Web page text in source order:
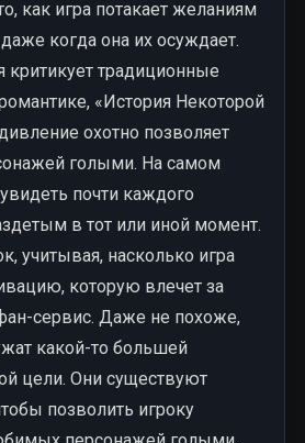
как игра потакает желаниям
когда она их осуждает.
критикует традиционные
«История Некоторой
охотно позволяет
голыми. На самом
почти каждого
в тот или иной момент.
учитывая, насколько игра
которую влечет за
сервис. Даже не похоже,
какой-то большей
цели. Они существуют
позволить игроку